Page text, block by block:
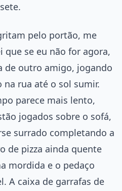
pelo portão, me
que se eu não for agora,
de outro amigo, jogando
rua até o sol sumir.
parece mais lento,
jogados sobre o sofá,
surrado completando a
de pizza ainda quente
mordida e o pedaço
A caixa de garrafas de